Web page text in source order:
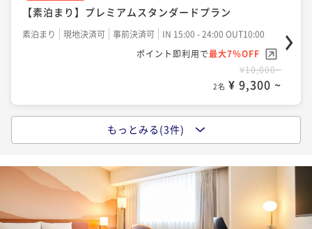
【素泊まり】プレミアムスタンダードプラン
素泊まり 現地決済可 事前決済可
IN 15:00 - 24:00 OUT10:00
ポイント即利用で最大7％OFF
¥10,000~
2名 ¥ 9,300 ~
【素泊り】 アメニティ付き プレミアムスタンダー
ドプラン
素泊まり 現地決済可 事前決済可
IN 15:00 - 24:00 OUT10:00
ポイント即利用で
最大7％OFF
¥10,600~
もっとみる(3件)